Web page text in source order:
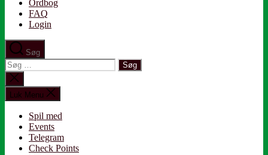
Ordbog
FAQ
Login
Søg
Søg
efter:
Luk
søgning
Luk Menu
Spil med
Events
Telegram
Check Points